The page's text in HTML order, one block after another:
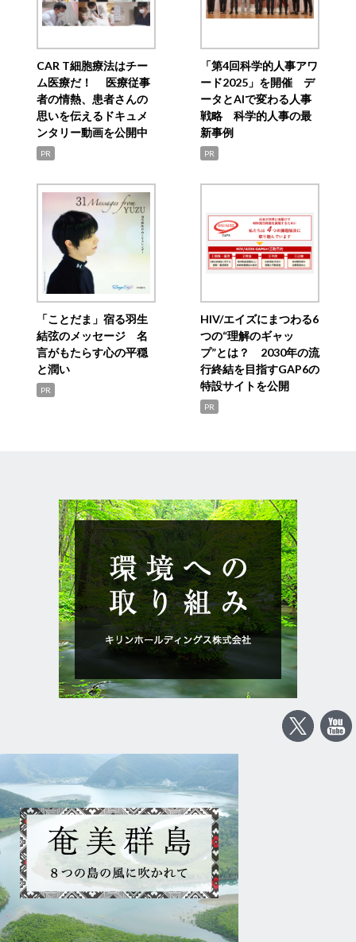
CAR T細胞療法はチー
ム医療だ！ 医療従事
者の情熱、患者さんの
思いを伝えるドキュメ
ンタリー動画を公開中
PR
「第4回科学的人事アワ
ード2025」を開催 デ
ータとAIで変わる人事
戦略 科学的人事の最
新事例
PR
「ことだま」宿る羽生
結弦のメッセージ 名
言がもたらす心の平穏
と潤い
PR
HIV/エイズにまつわる6
つの“理解のギャッ
プ”とは？ 2030年の流
行終結を目指すGAP6の
特設サイトを公開
PR